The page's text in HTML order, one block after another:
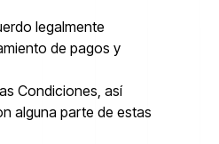
legalmente
de pagos y
Condiciones, así
alguna parte de estas